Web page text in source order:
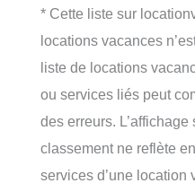
* Cette liste sur
locations vacances
liste de locations
ou services liés peut
des erreurs.
classement ne reflète
services d’une location